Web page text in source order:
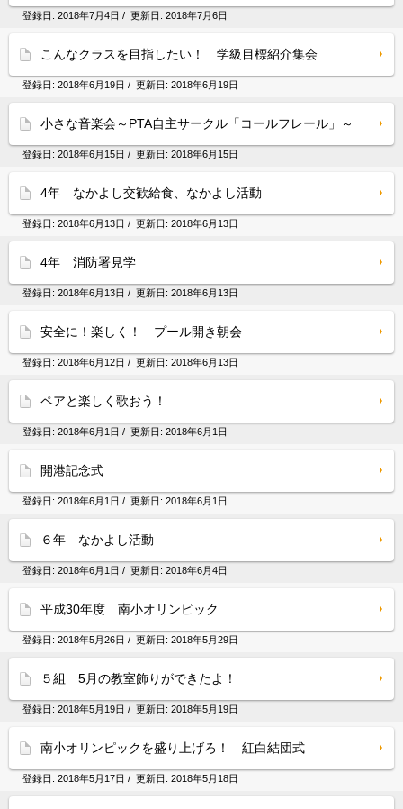
登録日: 2018年7月4日 / 更新日: 2018年7月6日
こんなクラスを目指したい！ 学級目標紹介集会
登録日: 2018年6月19日 / 更新日: 2018年6月19日
小さな音楽会～PTA自主サークル「コールフレール」～
登録日: 2018年6月15日 / 更新日: 2018年6月15日
4年 なかよし交歓給食、なかよし活動
登録日: 2018年6月13日 / 更新日: 2018年6月13日
4年 消防署見学
登録日: 2018年6月13日 / 更新日: 2018年6月13日
安全に！楽しく！ プール開き朝会
登録日: 2018年6月12日 / 更新日: 2018年6月13日
ペアと楽しく歌おう！
登録日: 2018年6月1日 / 更新日: 2018年6月1日
開港記念式
登録日: 2018年6月1日 / 更新日: 2018年6月1日
６年 なかよし活動
登録日: 2018年6月1日 / 更新日: 2018年6月4日
平成30年度 南小オリンピック
登録日: 2018年5月26日 / 更新日: 2018年5月29日
５組 5月の教室飾りができたよ！
登録日: 2018年5月19日 / 更新日: 2018年5月19日
南小オリンピックを盛り上げろ！ 紅白結団式
登録日: 2018年5月17日 / 更新日: 2018年5月18日